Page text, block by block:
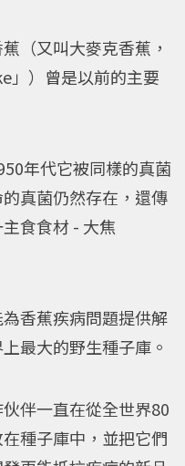
（又叫大麥克香蕉，
」）曾是以前的主要
年代它被同樣的真菌
真菌仍然存在，還傳
食食材 - 大焦
香蕉疾病問題提供解
最大的野生種子庫。
伴一直在從全世界80
種子庫中，並把它們